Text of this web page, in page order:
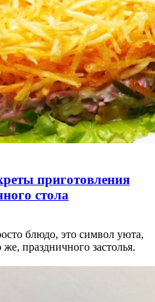
приготовления
стола
блюдо, это символ уюта,
праздничного застолья.